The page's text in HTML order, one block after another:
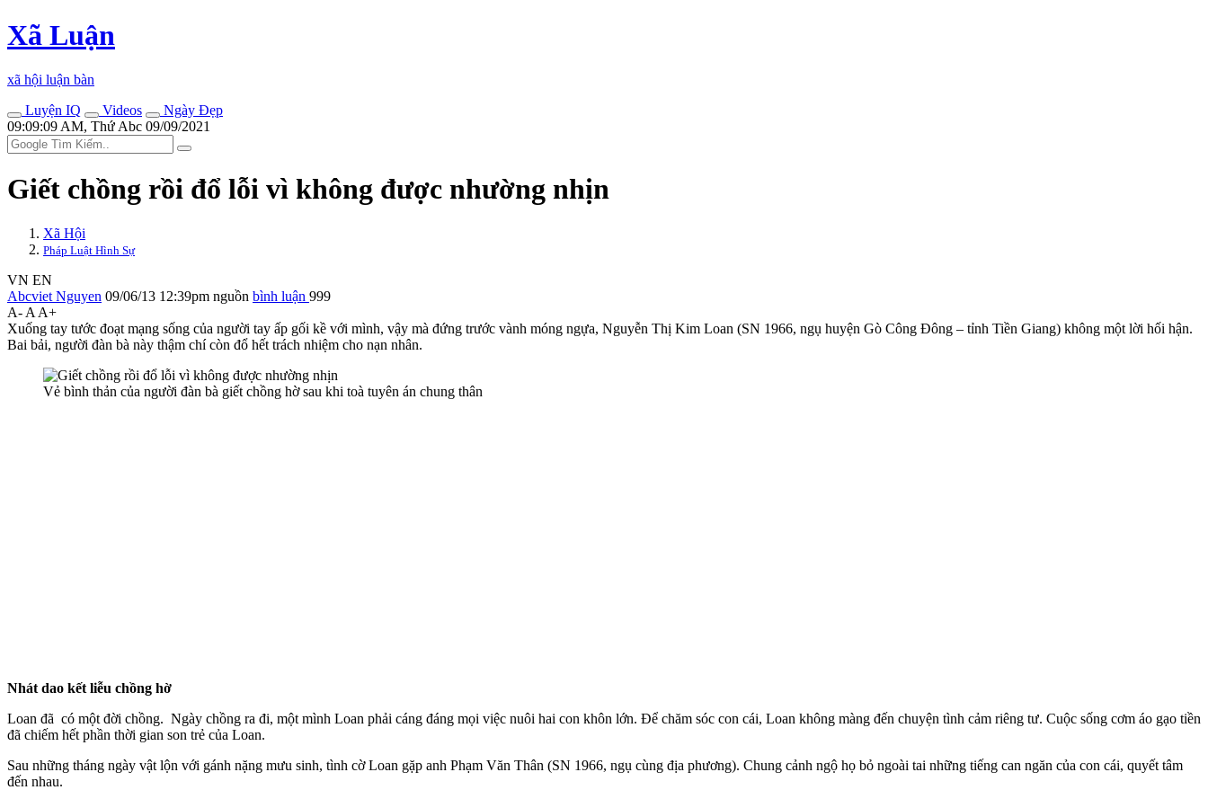
Xã Luận
xã hội luận bàn
Luyện IQ
Videos
Ngày Đẹp
09:09:09 AM, Thứ Abc 09/09/2021
Giết chồng rồi đổ lỗi vì không được nhường nhịn
Xã Hội
Pháp Luật Hình Sự
VN EN
Abcviet Nguyen 09/06/13 12:39pm nguồn bình luận 999
A- A A+
Xuống tay tước đoạt mạng sống của người tay ấp gối kề với mình, vậy mà đứng trước vành móng ngựa, Nguyễn Thị Kim Loan (SN 1966, ngụ huyện Gò Công Đông – tỉnh Tiền Giang) không một lời hối hận.
Bai bải, người đàn bà này thậm chí còn đổ hết trách nhiệm cho nạn nhân.
Vẻ bình thản của người đàn bà giết chồng hờ sau khi toà tuyên án chung thân
Nhát dao kết liễu chồng hờ
Loan đã có một đời chồng. Ngày chồng ra đi, một mình Loan phải cáng đáng mọi việc nuôi hai con khôn lớn. Để chăm sóc con cái, Loan không màng đến chu‌yện tìn‌h cảm riêng tư. Cuộc sống cơm áo gạo tiền
đã chiếm hết phần thời gian son trẻ của Loan.
Sau những tháng ngày vật lộn với gánh nặng mưu sinh, tình cờ Loan gặp anh Phạm Văn Thân (SN 1966, ngụ cùng địa phương). Chung cảnh ngộ họ bỏ ngoài tai những tiếng can ngăn của con cái, quyết tâm
đến nhau.